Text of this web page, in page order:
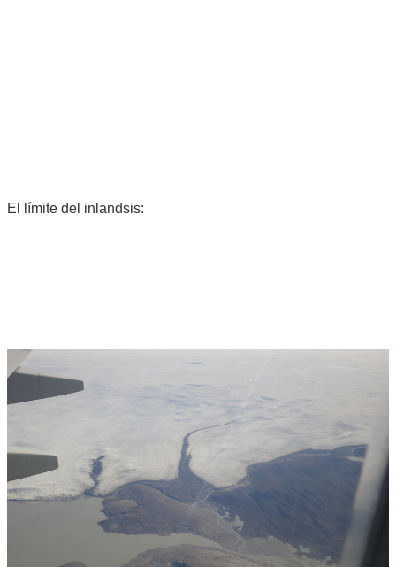
El límite del inlandsis: